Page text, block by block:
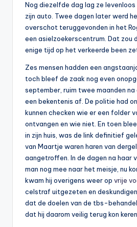
Nog diezelfde dag lag ze
zijn auto. Twee dagen later werd
overschot teruggevonden in het
een asielzoekerscentrum. Dat zou
enige tijd op het verkeerde been
Zes mensen hadden een
toch bleef de zaak nog even
september, ruim twee maanden na
een bekentenis af. De politie had
kunnen checken wie er een folder
ontvangen en wie niet. En toen
in zijn huis, was de link definitief
van Maartje waren haren van
aangetroffen. In de dagen na haar
man nog mee naar het meisje, nu
kwam hij overigens weer op vrije
celstraf uitgezeten en
dat de doelen van de tbs-
dat hij daarom veilig terug kon